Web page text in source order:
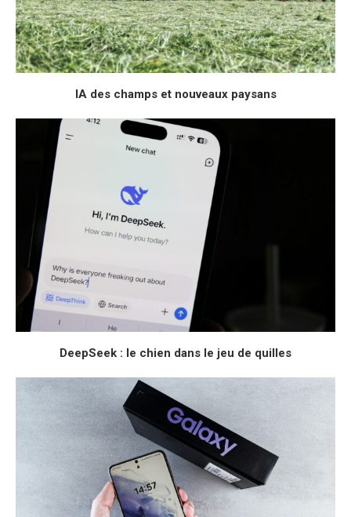
IA des champs et nouveaux paysans
DeepSeek : le chien dans le jeu de quilles